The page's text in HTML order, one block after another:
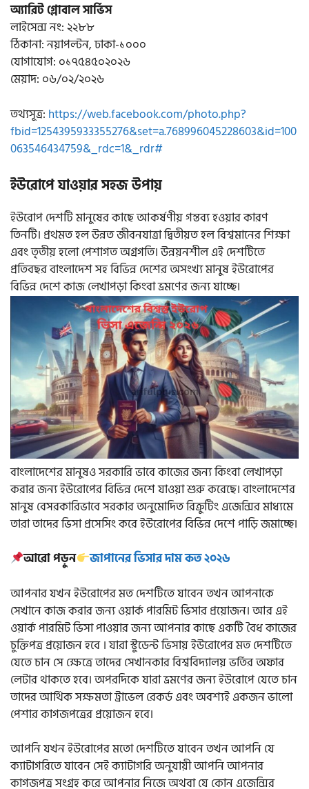
অ্যারিট গ্লোবাল সার্ভিস
লাইসেন্স নং: ২২৮৮
ঠিকানা: নয়াপল্টন, ঢাকা-১০০০
যোগাযোগ: ০১৭৫৪৫০২০২৬
মেয়াদ: ০৬/০২/২০২৬
তথ্যসূত্র: https://web.facebook.com/photo.php?
fbid=1254395933355276&set=a.768996045228603&id=100
063546434759&_rdc=1&_rdr#
ইউরোপে যাওয়ার সহজ উপায়
ইউরোপ দেশটি মানুষের কাছে আকর্ষণীয় গন্তব্য হওয়ার কারণ
তিনটি। প্রথমত হল উন্নত জীবনযাত্রা দ্বিতীয়ত হল বিশ্বমানের শিক্ষা
এবং তৃতীয় হলো পেশাগত অগ্রগতি। উন্নয়নশীল এই দেশটিতে
প্রতিবছর বাংলাদেশ সহ বিভিন্ন দেশের অসংখ্য মানুষ ইউরোপের
বিভিন্ন দেশে কাজ লেখাপড়া কিংবা ভ্রমণের জন্য যাচ্ছে।
বাংলাদেশের মানুষও সরকারি ভাবে কাজের জন্য কিংবা লেখাপড়া
করার জন্য ইউরোপের বিভিন্ন দেশে যাওয়া শুরু করেছে। বাংলাদেশের
মানুষ বেসরকারিভাবে সরকার অনুমোদিত রিক্রুটিং এজেন্সির মাধ্যমে
তারা তাদের ভিসা প্রসেসিং করে ইউরোপের বিভিন্ন দেশে পাড়ি জমাচ্ছে।
আরো পড়ুন
জাপানের ভিসার দাম কত ২০২৬
আপনার যখন ইউরোপের মত দেশটিতে যাবেন তখন আপনাকে
সেখানে কাজ করার জন্য ওয়ার্ক পারমিট ভিসার প্রয়োজন। আর এই
ওয়ার্ক পারমিট ভিসা পাওয়ার জন্য আপনার কাছে একটি বৈধ কাজের
চুক্তিপত্র প্রয়োজন হবে । যারা স্টুডেন্ট ভিসায় ইউরোপের মত দেশটিতে
যেতে চান সে ক্ষেত্রে তাদের সেখানকার বিশ্ববিদ্যালয় ভর্তির অফার
লেটার থাকতে হবে। অপরদিকে যারা ভ্রমণের জন্য ইউরোপে যেতে চান
তাদের আর্থিক সক্ষমতা ট্রাভেল রেকর্ড এবং অবশ্যই একজন ভালো
পেশার কাগজপত্রের প্রয়োজন হবে।
আপনি যখন ইউরোপের মতো দেশটিতে যাবেন তখন আপনি যে
ক্যাটাগরিতে যাবেন সেই ক্যাটাগরি অনুযায়ী আপনি আপনার
কাগজপত্র সংগ্রহ করে আপনার নিজে অথবা যে কোন এজেন্সির